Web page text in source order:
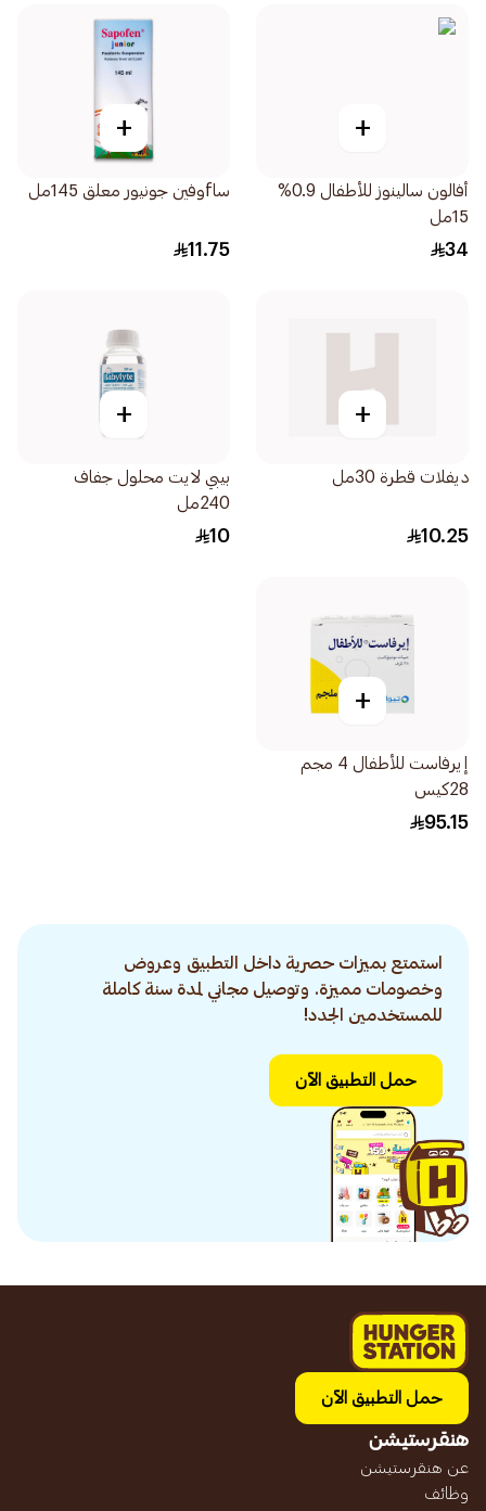
+
أفالون سالينوز للأطفال 0.9%
15مل
34
+
ساfوفين جونيور معلق 145مل
11.75
+
ديفلات قطرة 30مل
10.25
+
بيبي لايت محلول جفاف
240مل
10
+
إيرفاست للأطفال 4 مجم
28كيس
95.15
استمتع بميزات حصرية داخل التطبيق وعروض
وخصومات مميزة. وتوصيل مجاني لمدة سنة كاملة
للمستخدمين الجدد!
حمل التطبيق الآن
حمل التطبيق الآن
هنقرستيشن
عن هنقرستيشن
وظائف